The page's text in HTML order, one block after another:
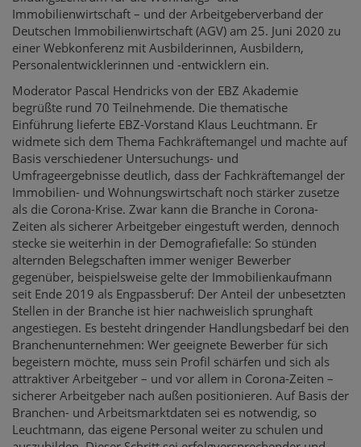
Immobilienwirtschaft – und der Arbeitgeberverband der
Deutschen Immobilienwirtschaft (AGV) am 25. Juni 2020 zu
einer Webkonferenz mit Ausbilderinnen, Ausbildern,
Personalentwicklerinnen und -entwicklern ein.
Moderator Pascal Hendricks von der EBZ Akademie
begrüßte rund 70 Teilnehmende. Die thematische
Einführung lieferte EBZ-Vorstand Klaus Leuchtmann. Er
widmete sich dem Thema Fachkräftemangel und machte auf
Basis verschiedener Untersuchungs- und
Umfrageergebnisse deutlich, dass der Fachkräftemangel der
Immobilien- und Wohnungswirtschaft noch stärker zusetze
als die Corona-Krise. Zwar kann die Branche in Corona-
Zeiten als sicherer Arbeitgeber eingestuft werden, dennoch
stecke sie weiterhin in der Demografiefalle: So stünden
alternden Belegschaften immer weniger Bewerber
gegenüber, beispielsweise gelte der Immobilienkaufmann
seit Ende 2019 als Engpassberuf: Der Anteil der unbesetzten
Stellen in der Branche ist hier nachweislich sprunghaft
angestiegen. Es besteht dringender Handlungsbedarf bei den
Branchenunternehmen: Wer geeignete Bewerber für sich
begeistern möchte, muss sein Profil schärfen und sich als
attraktiver Arbeitgeber – und vor allem in Corona-Zeiten –
sicherer Arbeitgeber nach außen positionieren. Auf Basis der
Branchen- und Arbeitsmarktdaten sei es notwendig, so
Leuchtmann, das eigene Personal weiter zu schulen und